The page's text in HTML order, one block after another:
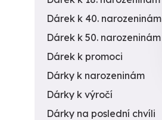
Dárek k 40. narozeninám
Dárek k 50. narozeninám
Dárek k promoci
Dárky k narozeninám
Dárky k výročí
Dárky na poslední chvíli